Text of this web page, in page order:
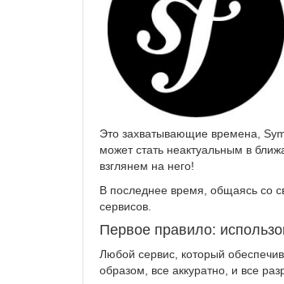
Это захватывающие времена,
может стать неактуальным в
взглянем на него!
В последнее время, общаясь со
сервисов.
Первое правило:
Любой сервис, который
образом, все аккуратно, и все